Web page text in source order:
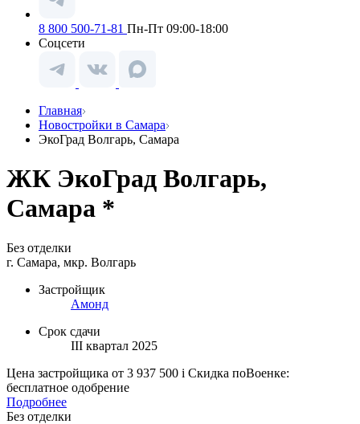
8 800 500-71-81 Пн-Пт 09:00-18:00
Соцсети
Главная
Новостройки в Самара
ЭкоГрад Волгарь, Самара
ЖК ЭкоГрад Волгарь,
Самара *
Без отделки
г. Самара, мкр. Волгарь
Застройщик
Амонд
Срок сдачи
III квартал 2025
Цена застройщика от 3 937 500 i Скидка поВоенке:
бесплатное одобрение
Подробнее
Без отделки